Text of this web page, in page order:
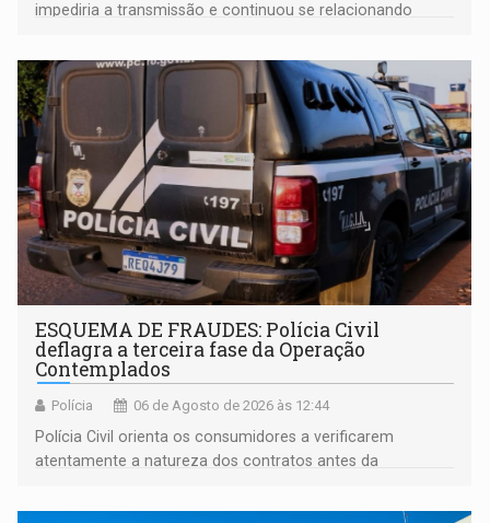
impediria a transmissão e continuou se relacionando
ESQUEMA DE FRAUDES: Polícia Civil
deflagra a terceira fase da Operação
Contemplados
Polícia 06 de Agosto de 2026 às 12:44
Polícia Civil orienta os consumidores a verificarem
atentamente a natureza dos contratos antes da